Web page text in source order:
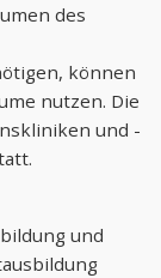
des
können
nutzen. Die
und -
und